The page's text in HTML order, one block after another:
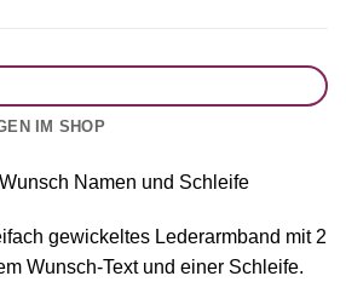
IM SHOP
Namen und Schleife
gewickeltes Lederarmband mit 2
Wunsch-Text und einer Schleife.